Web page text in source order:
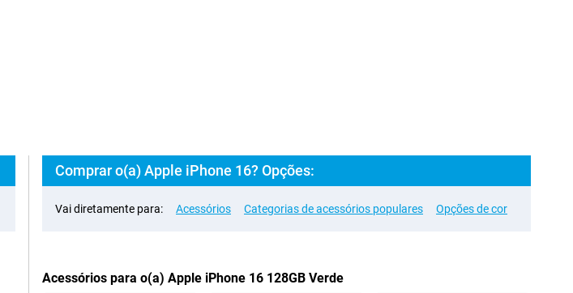
Comprar o(a) Apple iPhone 16? Opções:
Vai diretamente para: Acessórios Categorias de acessórios populares Opções de cor
Acessórios para o(a) Apple iPhone 16 128GB Verde